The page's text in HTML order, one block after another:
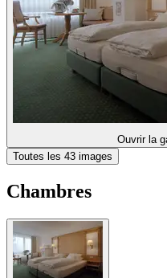
Ouvrir la
Toutes les 43 images
Chambres